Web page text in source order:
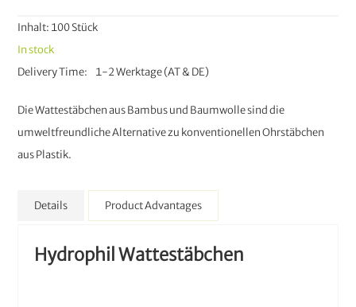
Die Wattestäbchen aus Bambus und Baumwolle sind die
umweltfreundliche Alternative zu konventionellen Ohrstäbchen
aus Plastik.
Inhalt: 100 Stück
In stock
Delivery Time
1-2 Werktage (AT & DE)
Details
Hydrophil Wattestäbchen
Product Advantages